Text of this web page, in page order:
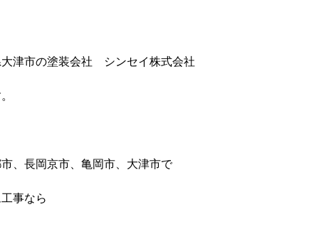
津市の塗装会社 シンセイ株式会社
、長岡京市、亀岡市、大津市で
事なら